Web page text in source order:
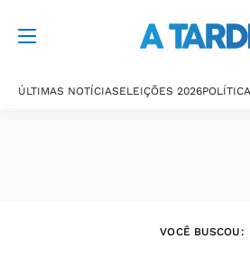
ÚLTIMAS NOTÍCIASELEIÇÕES 2026POLÍTICA
VOCÊ BUSCOU: